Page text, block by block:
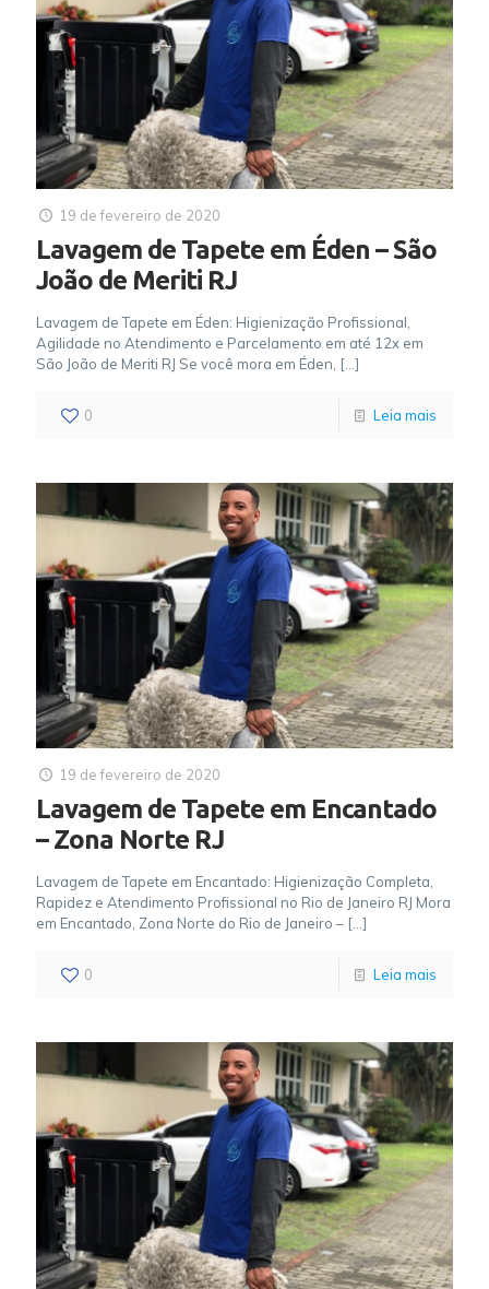
19 de fevereiro de 2020
Lavagem de Tapete em Éden – São
João de Meriti RJ
Lavagem de Tapete em Éden: Higienização Profissional,
Agilidade no Atendimento e Parcelamento em até 12x em
São João de Meriti RJ Se você mora em Éden, […]
0 Leia mais
19 de fevereiro de 2020
Lavagem de Tapete em Encantado
– Zona Norte RJ
Lavagem de Tapete em Encantado: Higienização Completa,
Rapidez e Atendimento Profissional no Rio de Janeiro RJ Mora
em Encantado, Zona Norte do Rio de Janeiro – […]
0 Leia mais